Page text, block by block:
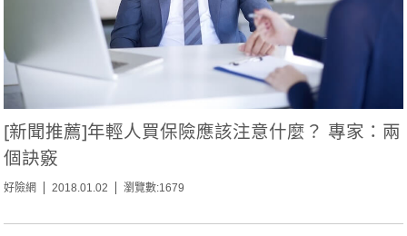
[新聞推薦]年輕人買保險應該注意什麼？ 專家：兩
個訣竅
好險網 2018.01.02 瀏覽數:1679